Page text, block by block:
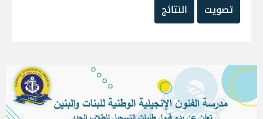
تصويت
النتائج